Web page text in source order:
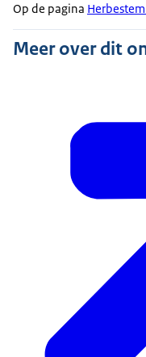
Op de pagina
Meer over dit